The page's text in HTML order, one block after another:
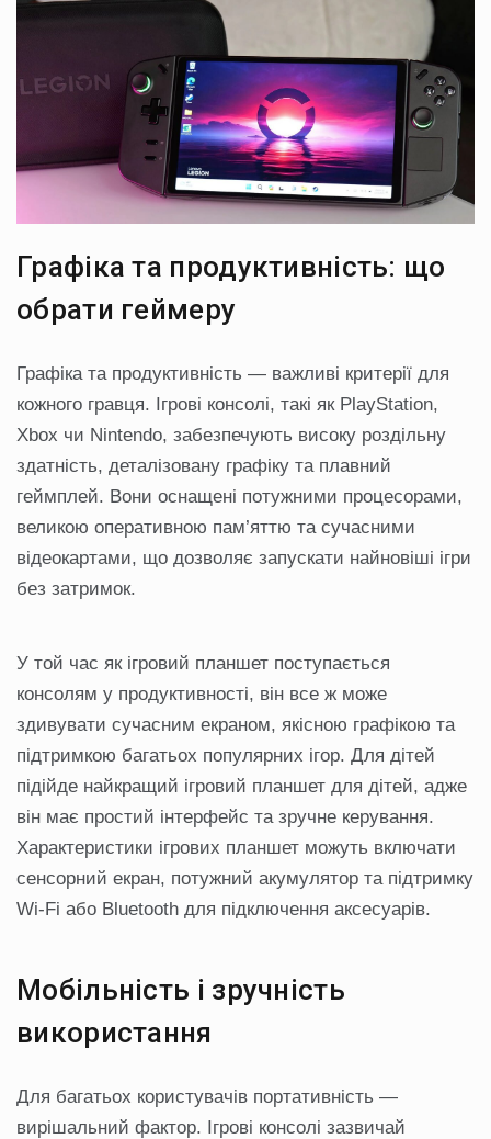
Графіка та продуктивність: що
обрати геймеру
Графіка та продуктивність — важливі критерії для
кожного гравця. Ігрові консолі, такі як PlayStation,
Xbox чи Nintendo, забезпечують високу роздільну
здатність, деталізовану графіку та плавний
геймплей. Вони оснащені потужними процесорами,
великою оперативною пам’яттю та сучасними
відеокартами, що дозволяє запускати найновіші ігри
без затримок.
У той час як ігровий планшет поступається
консолям у продуктивності, він все ж може
здивувати сучасним екраном, якісною графікою та
підтримкою багатьох популярних ігор. Для дітей
підійде найкращий ігровий планшет для дітей, адже
він має простий інтерфейс та зручне керування.
Характеристики ігрових планшет можуть включати
сенсорний екран, потужний акумулятор та підтримку
Wi-Fi або Bluetooth для підключення аксесуарів.
Мобільність і зручність
використання
Для багатьох користувачів портативність —
вирішальний фактор. Ігрові консолі зазвичай